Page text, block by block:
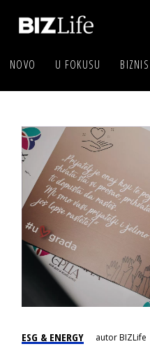
NOVO U FOKUSU BIZNIS
ESG & ENERGY autorBIZLife